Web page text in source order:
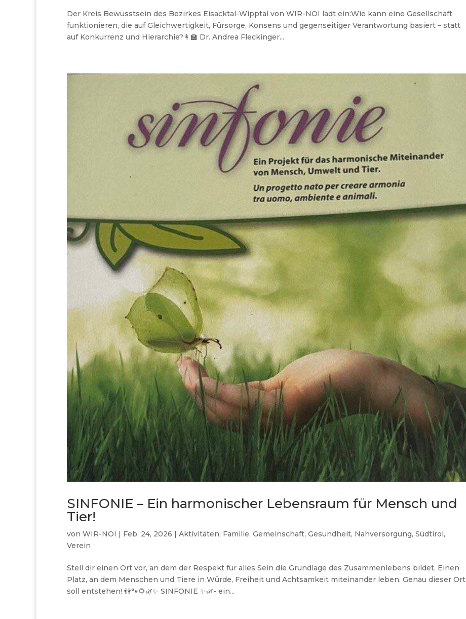
Der Kreis Bewusstsein des Bezirkes Eisacktal-Wipptal von WIR-NOI lädt ein:Wie kann eine Gesellschaft
funktionieren, die auf Gleichwertigkeit, Fürsorge, Konsens und gegenseitiger Verantwortung basiert – statt
auf Konkurrenz und Hierarchie?👩‍🏫 Dr. Andrea Fleckinger...
SINFONIE – Ein harmonischer Lebensraum für Mensch und
Tier!
von WIR-NOI | Feb. 24, 2026 | Aktivitäten, Familie, Gemeinschaft, Gesundheit, Nahversorgung, Südtirol,
Verein
Stell dir einen Ort vor, an dem der Respekt für alles Sein die Grundlage des Zusammenlebens bildet. Einen
Platz, an dem Menschen und Tiere in Würde, Freiheit und Achtsamkeit miteinander leben. Genau dieser Ort
soll entstehen! 👫🐾🌻🌿✨ SINFONIE ✨🌿- ein...